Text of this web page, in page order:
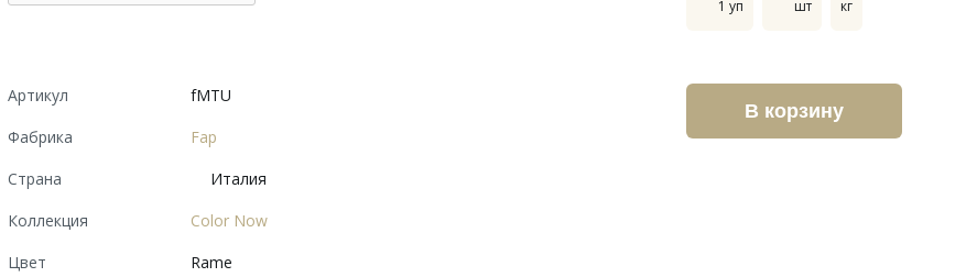
Артикул
fMTU
Фабрика
Fap
Страна
Италия
Коллекция
Color Now
Цвет
Rame
1 уп шт кг
В корзину